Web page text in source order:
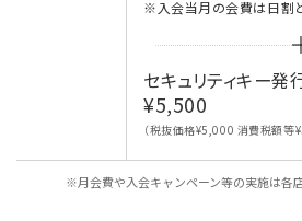
※入会当月の会費は日割と
セキュリティキー発
¥5,500
（税抜価格¥5,000 消費税額等
※月会費や入会キャンペーン等の実施は各